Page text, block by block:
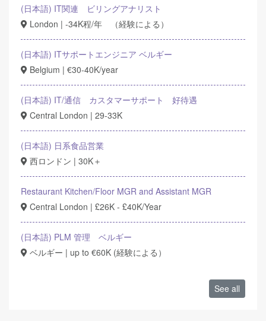
(日本語) IT関連 ビリングアナリスト
London | -34K程/年 （経験による）
(日本語) ITサポートエンジニア ベルギー
Belgium | €30-40K/year
(日本語) IT/通信 カスタマーサポート 好待遇
Central London | 29-33K
(日本語) 日系食品営業
西ロンドン | 30K＋
Restaurant Kitchen/Floor MGR and Assistant MGR
Central London | £26K - £40K/Year
(日本語) PLM 管理 ベルギー
ベルギー | up to €60K (経験による）
See all